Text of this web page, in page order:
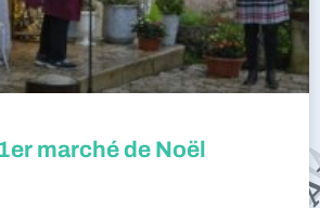
marché de Noël